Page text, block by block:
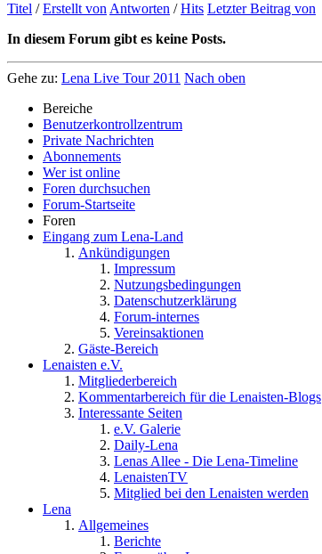
Titel /Erstellt von Antworten /Hits Letzter Beitrag von
In diesem Forum gibt es keine Posts.
Gehe zu: Lena Live Tour 2011 Nach oben
Bereiche
Benutzerkontrollzentrum
Private Nachrichten
Abonnements
Wer ist online
Foren durchsuchen
Forum-Startseite
Foren
Eingang zum Lena-Land
Ankündigungen
Impressum
Nutzungsbedingungen
Datenschutzerklärung
Forum-internes
Vereinsaktionen
Gäste-Bereich
Lenaisten e.V.
Mitgliederbereich
Kommentarbereich für die Lenaisten-Blogs
Interessante Seiten
e.V. Galerie
Daily-Lena
Lenas Allee - Die Lena-Timeline
LenaistenTV
Mitglied bei den Lenaisten werden
Lena
Allgemeines
Berichte